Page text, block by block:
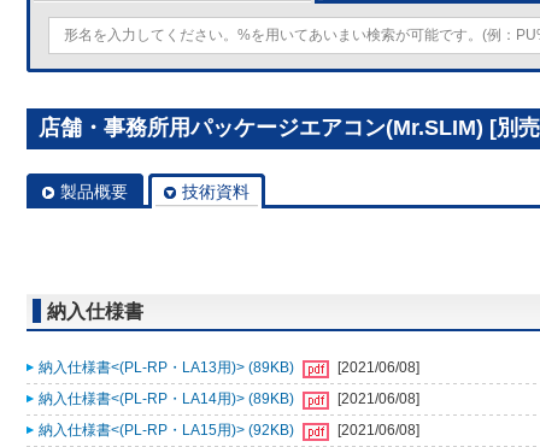
店舗・事務所用パッケージエアコン(Mr.SLIM) [別
製品概要 技術資料
納入仕様書
納入仕様書<(PL-RP・LA13用)> (89KB)
[2021/06/08]
納入仕様書<(PL-RP・LA14用)> (89KB)
[2021/06/08]
納入仕様書<(PL-RP・LA15用)> (92KB)
[2021/06/08]